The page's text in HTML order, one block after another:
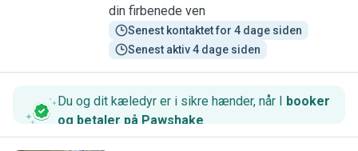
din firbenede ven
Senest kontaktet for 4 dage siden
Senest aktiv 4 dage siden
Du og dit kæledyr er i sikre hænder, når I booker
og betaler på Pawshake.